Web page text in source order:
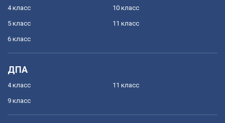
4 класс
5 класс
6 класс
10 класс
11 класс
ДПА
4 класс
9 класс
11 класс